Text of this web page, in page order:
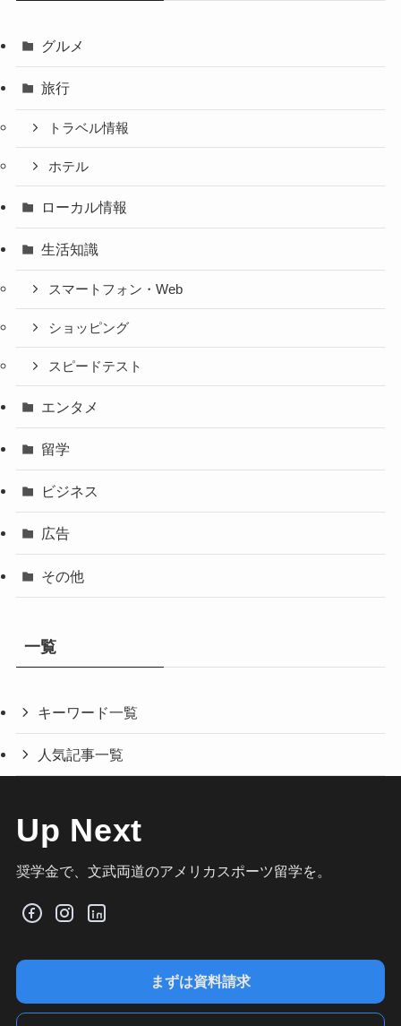
グルメ
旅行
トラベル情報
ホテル
ローカル情報
生活知識
スマートフォン・Web
ショッピング
スピードテスト
エンタメ
留学
ビジネス
広告
その他
一覧
キーワード一覧
人気記事一覧
Up Next
奨学金で、文武両道のアメリカスポーツ留学を。
まずは資料請求